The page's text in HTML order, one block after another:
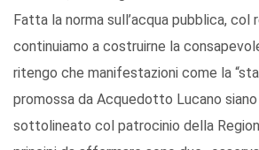
Fatta la norma sull’acqua pubblica, col
continuiamo a costruirne la
ritengo che manifestazioni come la
promossa da Acquedotto Lucano siano
sottolineato col patrocinio della